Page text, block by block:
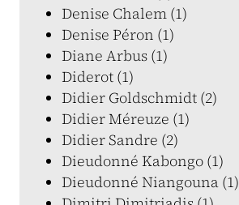
Denise Chalem (1)
Denise Péron (1)
Diane Arbus (1)
Diderot (1)
Didier Goldschmidt (2)
Didier Méreuze (1)
Didier Sandre (2)
Dieudonné Kabongo (1)
Dieudonné Niangouna (1)